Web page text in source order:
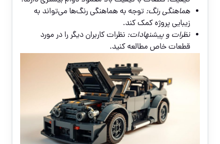
هماهنگی رنگ: توجه به هماهنگی رنگ‌ها می‌تواند به
زیبایی پروژه کمک کند.
نظرات و پیشنهادات: نظرات کاربران دیگر را در مورد
قطعات خاص مطالعه کنید.